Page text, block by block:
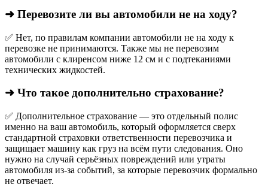
➜ Перевозите ли вы автомобили не на ходу?
✅ Нет, по правилам компании автомобили не на ходу к
перевозке не принимаются. Также мы не перевозим
автомобили с клиренсом ниже 12 см и с подтеканиями
технических жидкостей.
➜ Что такое дополнительно страхование?
✅ Дополнительное страхование — это отдельный полис
именно на ваш автомобиль, который оформляется сверх
стандартной страховки ответственности перевозчика и
защищает машину как груз на всём пути следования. Оно
нужно на случай серьёзных повреждений или утраты
автомобиля из‑за событий, за которые перевозчик формально
не отвечает.​